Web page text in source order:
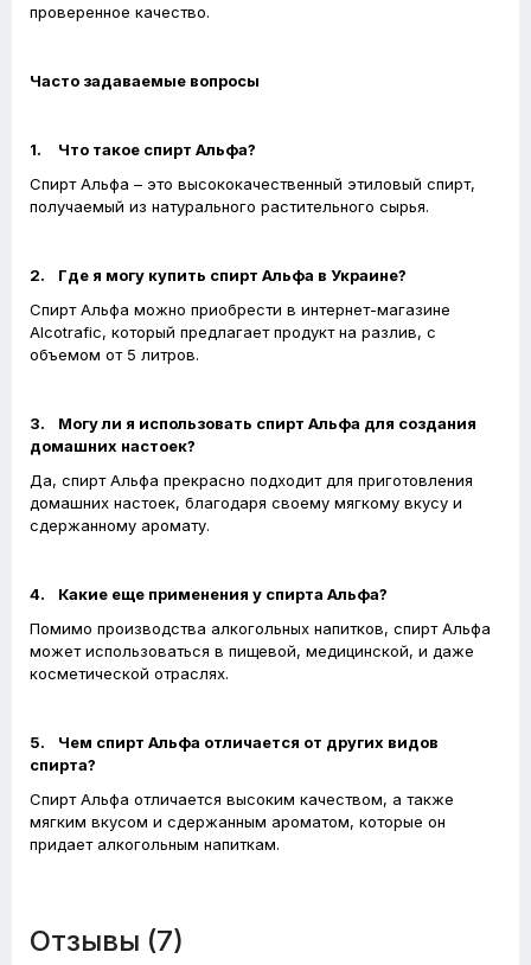
проверенное качество.
Часто задаваемые вопросы
1.
Что такое спирт Альфа?
Спирт Альфа – это высококачественный этиловый спирт,
получаемый из натурального растительного сырья.
2.
Где я могу купить спирт Альфа в Украине?
Спирт Альфа можно приобрести в интернет-магазине
Alcotrafic, который предлагает продукт на разлив, с
объемом от 5 литров.
3.
Могу ли я использовать спирт Альфа для создания
домашних настоек?
Да, спирт Альфа прекрасно подходит для приготовления
домашних настоек, благодаря своему мягкому вкусу и
сдержанному аромату.
4.
Какие еще применения у спирта Альфа?
Помимо производства алкогольных напитков, спирт Альфа
может использоваться в пищевой, медицинской, и даже
косметической отраслях.
5.
Чем спирт Альфа отличается от других видов
спирта?
Спирт Альфа отличается высоким качеством, а также
мягким вкусом и сдержанным ароматом, которые он
придает алкогольным напиткам.
Отзывы (7)